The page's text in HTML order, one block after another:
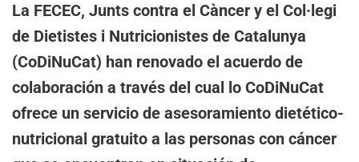
La FECEC, Junts contra el Càncer y el Col·legi
de Dietistes i Nutricionistes de Catalunya
(CoDiNuCat) han renovado el acuerdo de
colaboración a través del cual lo CoDiNuCat
ofrece un servicio de asesoramiento dietético-
nutricional gratuito a las personas con cáncer